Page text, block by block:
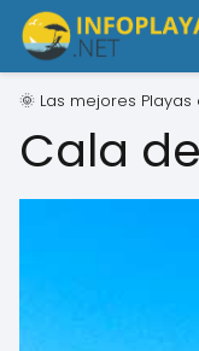
🌞 Las mejores
Cala